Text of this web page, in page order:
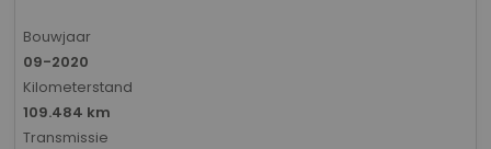
Bouwjaar
09-2020
Kilometerstand
109.484 km
Transmissie